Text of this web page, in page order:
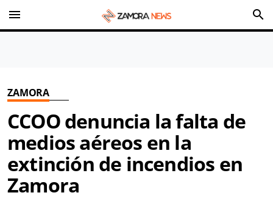
menu search
ZAMORA
CCOO denuncia la falta de
medios aéreos en la
extinción de incendios en
Zamora